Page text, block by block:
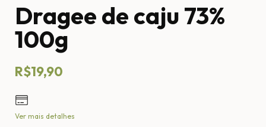
Dragee de caju 73%
100g
R$19,90
Ver mais detalhes